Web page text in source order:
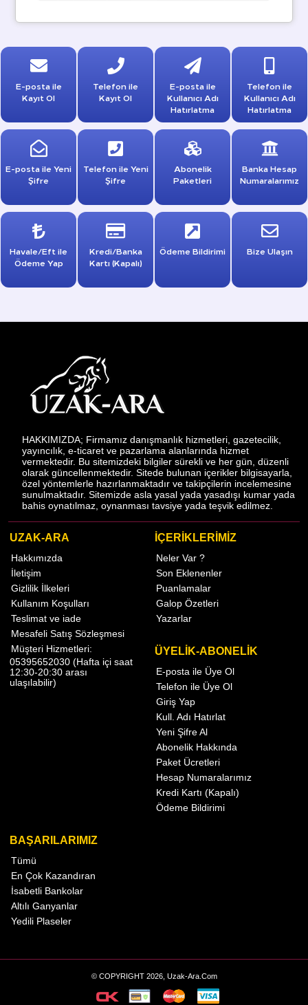
E-posta ile
Kayıt Ol
Telefon ile
Kayıt Ol
E-posta ile
Kullanıcı Adı
Hatırlatma
Telefon ile
Kullanıcı Adı
Hatırlatma
E-posta ile Yeni
Şifre
Telefon ile Yeni
Şifre
Abonelik
Paketleri
Banka Hesap
Numaralarımız
Havale/Eft ile
Ödeme Yap
Kredi/Banka
Kartı (Kapalı)
Ödeme Bildirimi Bize Ulaşın
HAKKIMIZDA; Firmamız danışmanlık hizmetleri, gazetecilik,
yayıncılık, e-ticaret ve pazarlama alanlarında hizmet
vermektedir. Bu sitemizdeki bilgiler sürekli ve her gün, düzenli
olarak güncellenmektedir. Sitede bulunan içerikler bilgisayarla,
özel yöntemlerle hazırlanmaktadır ve takipçilerin incelemesine
sunulmaktadır. Sitemizde asla yasal yada yasadışı kumar yada
bahis oynatılmaz, oynanması tavsiye yada teşvik edilmez.
UZAK-ARA
Hakkımızda
İletişim
Gizlilik İlkeleri
Kullanım Koşulları
Teslimat ve iade
Mesafeli Satış Sözleşmesi
Müşteri Hizmetleri:
05395652030 (Hafta içi saat
12:30-20:30 arası
ulaşılabilir)
İÇERİKLERİMİZ
Neler Var ?
Son Eklenenler
Puanlamalar
Galop Özetleri
Yazarlar
ÜYELİK-ABONELİK
E-posta ile Üye Ol
Telefon ile Üye Ol
Giriş Yap
Kull. Adı Hatırlat
Yeni Şifre Al
Abonelik Hakkında
Paket Ücretleri
Hesap Numaralarımız
Kredi Kartı (Kapalı)
Ödeme Bildirimi
BAŞARILARIMIZ
Tümü
En Çok Kazandıran
İsabetli Bankolar
Altılı Ganyanlar
Yedili Plaseler
© COPYRIGHT 2026, Uzak-Ara.Com